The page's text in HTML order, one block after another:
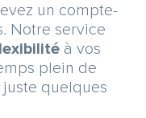
un compte-
Notre service
à vos
plein de
quelques